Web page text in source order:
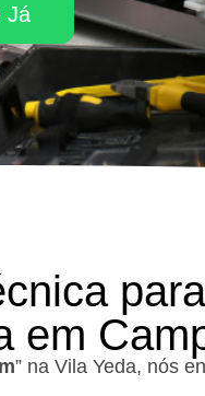
Já
em
” na Vila Yeda, nós